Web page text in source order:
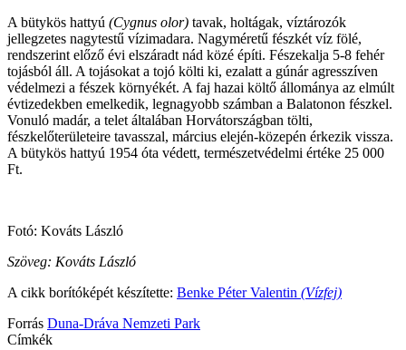
A bütykös hattyú (Cygnus olor) tavak, holtágak, víztározók
jellegzetes nagytestű vízimadara. Nagyméretű fészkét víz fölé,
rendszerint előző évi elszáradt nád közé építi. Fészekalja 5-8 fehér
tojásból áll. A tojásokat a tojó költi ki, ezalatt a gúnár agresszíven
védelmezi a fészek környékét. A faj hazai költő állománya az elmúlt
évtizedekben emelkedik, legnagyobb számban a Balatonon fészkel.
Vonuló madár, a telet általában Horvátországban tölti,
fészkelőterületeire tavasszal, március elején-közepén érkezik vissza.
A bütykös hattyú 1954 óta védett, természetvédelmi értéke 25 000
Ft.
Fotó: Kováts László
Szöveg: Kováts László
A cikk borítóképét készítette: Benke Péter Valentin (Vízfej)
Forrás Duna-Dráva Nemzeti Park
Címkék